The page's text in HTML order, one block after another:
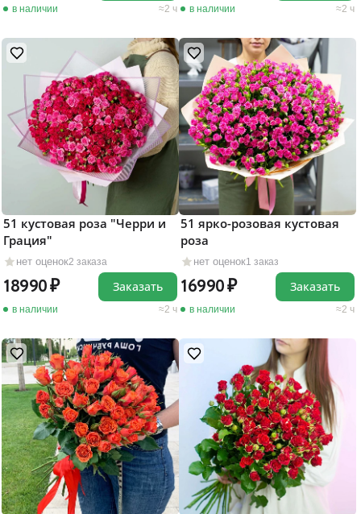
в наличии 2 ч в наличии 2 ч
нет оценок2 заказа
51 кустовая роза "Черри и
Грация"
18990
в наличии 2 ч
Заказать
нет оценок1 заказ
51 ярко-розовая кустовая
роза
16990
в наличии 2 ч
Заказать